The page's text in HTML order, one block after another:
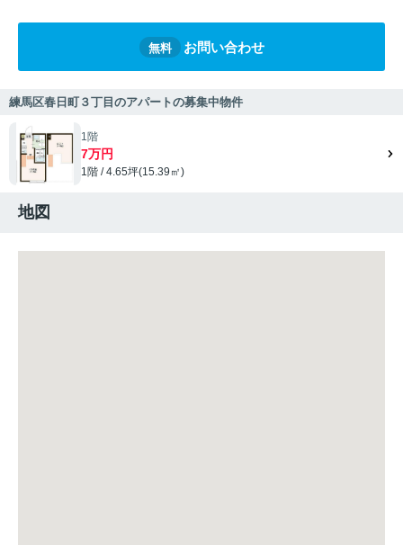
無料 お問い合わせ
練馬区春日町３丁目のアパートの募集中物件
1階
7万円
1階 / 4.65坪(15.39㎡)
地図